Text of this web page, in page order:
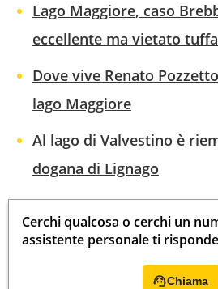
Lago Maggiore, caso
eccellente ma vietato
Dove vive Renato
lago Maggiore
Al lago di Valvestino è
dogana di Lignago
Cerchi qualcosa o cerchi un
assistente personale ti
Chiama